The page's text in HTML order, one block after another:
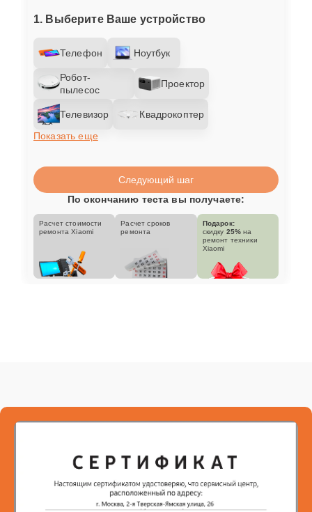
1. Выберите Ваше устройство
Телефон Ноутбук
Робот-
пылесос
Проектор
Телевизор
Квадрокоптер
Показать еще
Следующий шаг
По окончанию теста вы получаете:
Расчет стоимости
ремонта Xiaomi
Расчет сроков
ремонта
Подарок:
скидку 25% на
ремонт техники
Xiaomi